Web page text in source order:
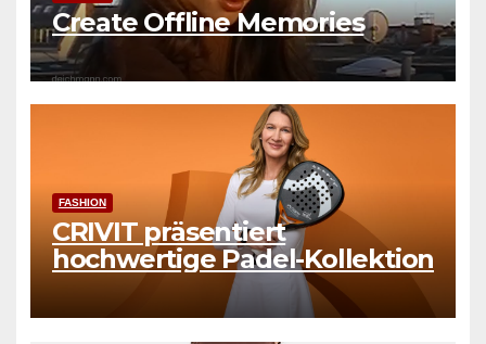
Create Offline Memories
FASHION
CRIVIT präsentiert
hochwertige Padel-Kollektion